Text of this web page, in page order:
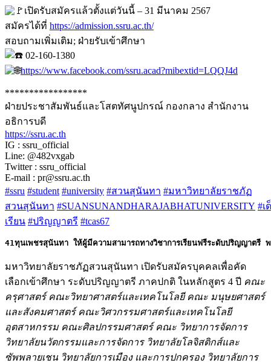
เปิดรับสมัครแล้วตั้งแต่วันนี้ – 31 มีนาคม 2567
สมัครได้ที่ https://admission.ssru.ac.th/
สอบถามเพิ่มเติม; ฝ่ายรับเข้าศึกษา
02-160-1380
https://www.facebook.com/ssru.acad?mibextid=LQQJ4d
*****************
ฝ่ายประชาสัมพันธ์และโสตทัศนูปกรณ์ กองกลาง สำนักงาน
อธิการบดี
https://ssru.ac.th
IG : ssru_official
Line: @482vxgab
Twitter : ssru_official
E-mail : pr@ssru.ac.th
#ssru #student #university #สวนสุนันทา #มหาวิทยาลัยราชภัฏ
สวนสุนันทา #SUANSUNANDHARAJABHATUNIVERSITY #เ
เรียน #ปริญญาตรี #tcas67
มหาวิทยาลัยราชภัฏสวนสุนันทา เปิดรับสมัครบุคคลเพื่อคัด
เลือกเข้าศึกษา ระดับปริญญาตรี ภาคปกติ ในหลักสูตร 4 ปี คณะ
ครุศาสตร์ คณะวิทยาศาสตร์และเทคโนโลยี คณะ มนุษยศาสตร์
และสังคมศาสตร์ คณะวิศวกรรมศาสตร์และเทคโนโลยี
อุตสาหกรรม คณะศิลปกรรมศาสตร์ คณะ วิทยาการจัดการ
วิทยาลัยนวัตกรรมและการจัดการ วิทยาลัยโลจิสติกส์และ
ซัพพลายเชน วิทยาลัยการเมือง และการปกครอง วิทยาลัยการ